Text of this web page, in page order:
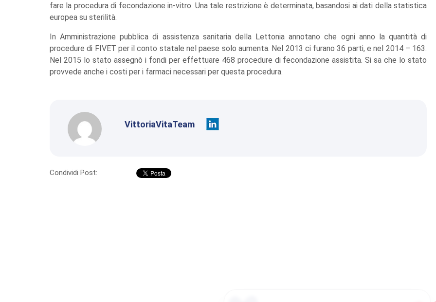
fare la procedura di fecondazione in-vitro. Una tale restrizione è determinata, basandosi ai dati della statistica
europea su sterilità.
In Amministrazione pubblica di assistenza sanitaria della Lettonia annotano che ogni anno la quantità di
procedure di FIVET per il conto statale nel paese solo aumenta. Nel 2013 ci furano 36 parti, e nel 2014 – 163.
Nel 2015 lo stato assegnò i fondi per effettuare 468 procedure di fecondazione assistita. Si sa che lo stato
provvede anche i costi per i farmaci necessari per questa procedura.
VittoriaVitaTeam
Condividi Post: